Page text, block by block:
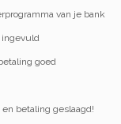
van je bank
ingevuld
goed
betaling geslaagd!